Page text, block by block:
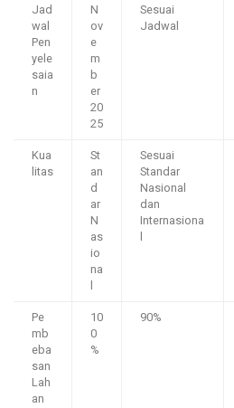
Jad
wal
Pen
yele
saia
n
N
ov
e
m
b
er
20
25
Sesuai
Jadwal
Kua
litas
St
an
d
ar
N
as
io
na
l
Sesuai
Standar
Nasional
dan
Internasiona
l
Pe
mb
eba
san
Lah
an
10
0
%
90%